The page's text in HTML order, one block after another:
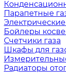
Парапетные
Бойлеры
Счетчики газа
Шкафы для
Радиаторы